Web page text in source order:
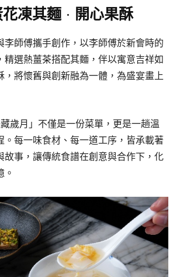
凍其麵 · 開心果酥
李師傅攜手創作，以李師傅於新會時的
精選熱薑茶搭配其麵，伴以寓意吉祥如
，將懷舊與創新融為一體，為盛宴畫上
歲月」不僅是一份菜單，更是一趟溫
。每一味食材、每一道工序，皆承載著
故事，讓傳統食譜在創意與合作下，化